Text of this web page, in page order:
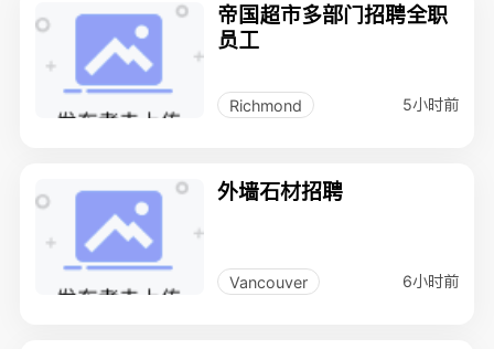
帝国超市多部门招聘全职
员工
Richmond 5小时前
外墙石材招聘
Vancouver 6小时前